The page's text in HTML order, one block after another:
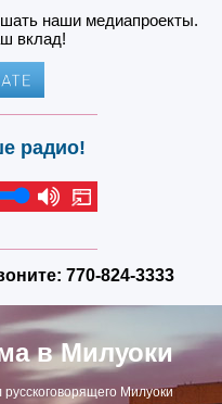
наши медиапроекты.
вклад!
радио!
770-824-3333
в Милуоки
русскоговорящего Милуоки